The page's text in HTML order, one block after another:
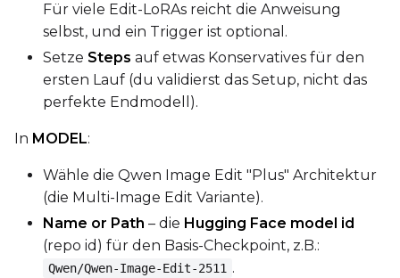
Für viele Edit-LoRAs reicht die Anweisung
selbst, und ein Trigger ist optional.
Setze Steps auf etwas Konservatives für den
ersten Lauf (du validierst das Setup, nicht das
perfekte Endmodell).
In MODEL:
Wähle die Qwen Image Edit "Plus" Architektur
(die Multi-Image Edit Variante).
Name or Path – die Hugging Face model id
(repo id) für den Basis-Checkpoint, z.B.:
Qwen/Qwen-Image-Edit-2511 .